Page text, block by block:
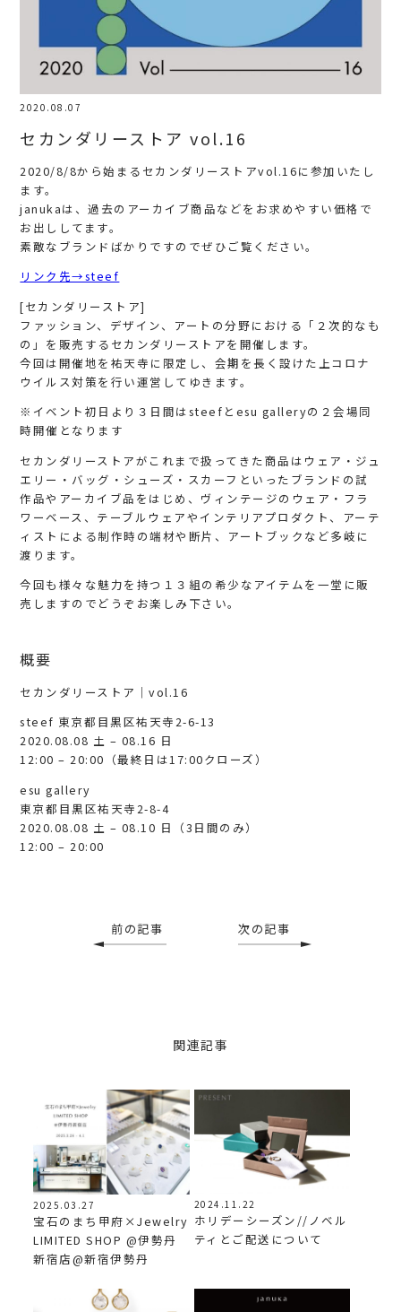
関連記事
2025.03.27
宝石のまち甲府×Jewelry
LIMITED SHOP @伊勢丹
新宿店@新宿伊勢丹
2024.11.22
ホリデーシーズン//ノベル
ティとご配送について
2020.08.07
セカンダリーストア vol.16
2020/8/8から始まるセカンダリーストアvol.16に参加いたし
ます。
janukaは、過去のアーカイブ商品などをお求めやすい価格で
お出ししてます。
素敵なブランドばかりですのでぜひご覧ください。
リンク先→steef
[セカンダリーストア]
ファッション、デザイン、アートの分野における「２次的なも
の」を販売するセカンダリーストアを開催します。
今回は開催地を祐天寺に限定し、会期を長く設けた上コロナ
ウイルス対策を行い運営してゆきます。
※イベント初日より３日間はsteefとesu galleryの２会場同
時開催となります
セカンダリーストアがこれまで扱ってきた商品はウェア・ジュ
エリー・バッグ・シューズ・スカーフといったブランドの試
作品やアーカイブ品をはじめ、ヴィンテージのウェア・フラ
ワーベース、テーブルウェアやインテリアプロダクト、アーテ
ィストによる制作時の端材や断片、アートブックなど多岐に
渡ります。
今回も様々な魅力を持つ１３組の希少なアイテムを一堂に販
売しますのでどうぞお楽しみ下さい。
概要
セカンダリーストア｜vol.16
steef 東京都目黒区祐天寺2-6-13
2020.08.08 土 – 08.16 日
12:00 – 20:00（最終日は17:00クローズ）
esu gallery
東京都目黒区祐天寺2-8-4
2020.08.08 土 – 08.10 日（3日間のみ）
12:00 – 20:00
前の記事 次の記事